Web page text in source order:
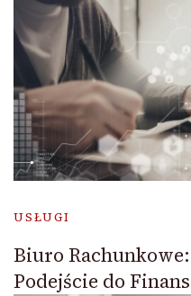
USŁUGI
Biuro
Podejście do